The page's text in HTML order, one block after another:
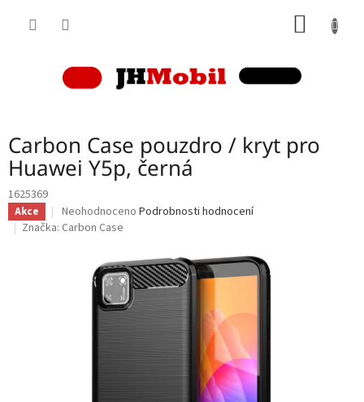
Carbon Case pouzdro / kryt pro
Huawei Y5p, černá
1625369
Akce
Průměrné
hodnocení
Neohodnoceno Podrobnosti hodnocení
Značka: Carbon Case